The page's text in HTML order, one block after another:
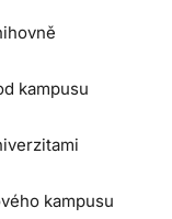
kampusu
kampusu